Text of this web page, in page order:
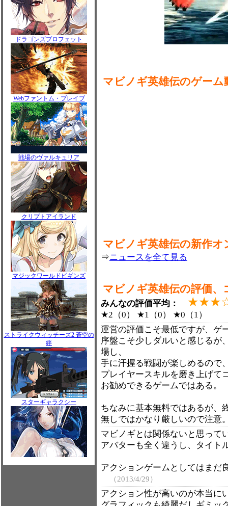
ドラゴンズプロフェット
Webファントム・ブレイブ
戦場のヴァルキュリア
クリプトアイランド
マジックワールドビギンズ
ストライクウィッチーズ2 蒼空の
絆
スターギャラクシー
マビノギ英雄伝のゲーム
マビノギ英雄伝の新作
⇒ニュースを全て見る
マビノギ英雄伝の評価、
みんなの評価平均：
★2（0） ★1（0） ★0（1）
運営の評価こそ最低ですが、ゲ
序盤こそ少しダルいと感じるが
場し、
手に汗握る戦闘が楽しめるので
プレイヤースキルを磨き上げて
お勧めできるゲームではある。
ちなみに基本無料ではあるが、
無しではかなり厳しいので注
マビノギとは関係ないと思って
アバターも全く違うし、タイト
アクションゲームとしてはまだ
（2013/4/29）
アクション性が高いのが本当に